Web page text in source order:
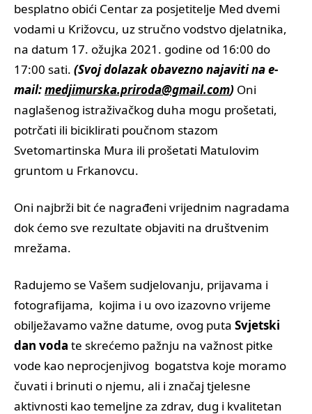
besplatno obići Centar za posjetitelje Med dvemi
vodami u Križovcu, uz stručno vodstvo djelatnika,
na datum 17. ožujka 2021. godine od 16:00 do
17:00 sati. (Svoj dolazak obavezno najaviti na e-
mail:medjimurska.priroda@gmail.com) Oni
naglašenog istraživačkog duha mogu prošetati,
potrčati ili biciklirati poučnom stazom
Svetomartinska Mura ili prošetati Matulovim
gruntom u Frkanovcu.
Oni najbrži bit će nagrađeni vrijednim nagradama
dok ćemo sve rezultate objaviti na društvenim
mrežama.
Radujemo se Vašem sudjelovanju, prijavama i
fotografijama, kojima i u ovo izazovno vrijeme
obilježavamo važne datume, ovog puta Svjetski
dan voda te skrećemo pažnju na važnost pitke
vode kao neprocjenjivog bogatstva koje moramo
čuvati i brinuti o njemu, ali i značaj tjelesne
aktivnosti kao temeljne za zdrav, dug i kvalitetan